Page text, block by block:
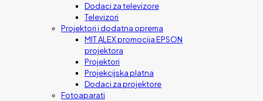
Dodaci za televizore
Televizori
Projektori i dodatna oprema
MIT ALEX promocija EPSON
projektora
Projektori
Projekcijska platna
Dodaci za projektore
Fotoaparati